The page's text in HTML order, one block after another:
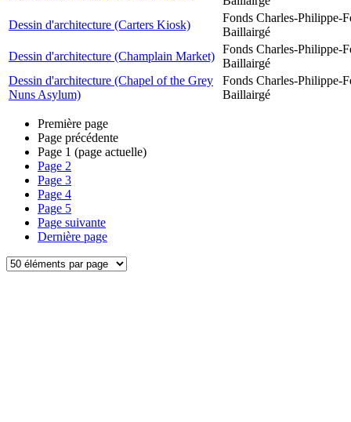
Dessin d'architecture (Carters Kiosk)
Fonds Charles-Philippe-
Baillairgé
Dessin d'architecture (Champlain Market)
Fonds Charles-Philippe-
Baillairgé
Dessin d'architecture (Chapel of the Grey
Nuns Asylum)
Fonds Charles-Philippe-
Baillairgé
Première page
Page précédente
Page 1 (page actuelle)
Page 2
Page 3
Page 4
Page 5
Page suivante
Dernière page